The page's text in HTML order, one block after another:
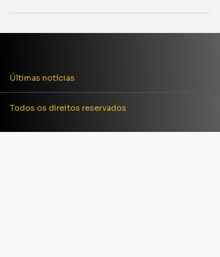
Últimas notícias
Todos os direitos reservados